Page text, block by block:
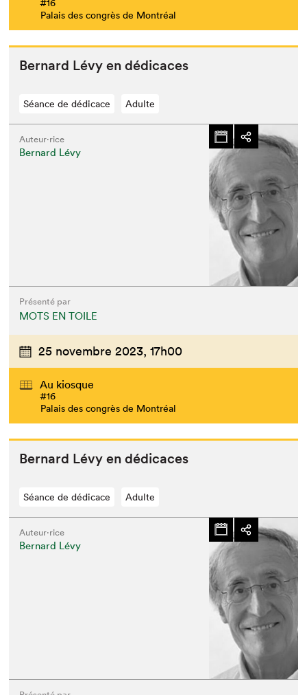
#16
Palais des congrès de Montréal
Bernard Lévy en dédicaces
Séance de dédicace Adulte
Auteur·rice
Bernard Lévy
Présenté par
MOTS EN TOILE
25 novembre 2023, 17h00
Au kiosque
#16
Palais des congrès de Montréal
Bernard Lévy en dédicaces
Séance de dédicace Adulte
Auteur·rice
Bernard Lévy